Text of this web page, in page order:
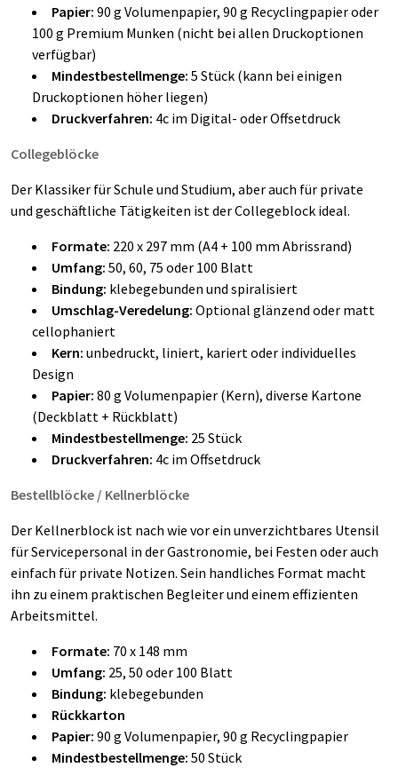
Papier: 90 g Volumenpapier, 90 g Recyclingpapier oder
100 g Premium Munken (nicht bei allen Druckoptionen
verfügbar)
Mindestbestellmenge: 5 Stück (kann bei einigen
Druckoptionen höher liegen)
Druckverfahren: 4c im Digital- oder Offsetdruck
Collegeblöcke
Der Klassiker für Schule und Studium, aber auch für private
und geschäftliche Tätigkeiten ist der Collegeblock ideal.
Formate: 220 x 297 mm (A4 + 100 mm Abrissrand)
Umfang: 50, 60, 75 oder 100 Blatt
Bindung: klebegebunden und spiralisiert
Umschlag-Veredelung: Optional glänzend oder matt
cellophaniert
Kern: unbedruckt, liniert, kariert oder individuelles
Design
Papier: 80 g Volumenpapier (Kern), diverse Kartone
(Deckblatt + Rückblatt)
Mindestbestellmenge: 25 Stück
Druckverfahren: 4c im Offsetdruck
Bestellblöcke / Kellnerblöcke
Der Kellnerblock ist nach wie vor ein unverzichtbares Utensil
für Servicepersonal in der Gastronomie, bei Festen oder auch
einfach für private Notizen. Sein handliches Format macht
ihn zu einem praktischen Begleiter und einem effizienten
Arbeitsmittel.
Formate: 70 x 148 mm
Umfang: 25, 50 oder 100 Blatt
Bindung: klebegebunden
Rückkarton
Papier: 90 g Volumenpapier, 90 g Recyclingpapier
Mindestbestellmenge: 50 Stück